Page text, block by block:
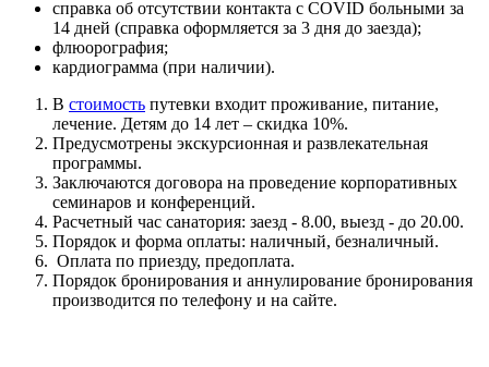
справка об отсутствии контакта с COVID больными за
14 дней (справка оформляется за 3 дня до заезда);
флюорография;
кардиограмма (при наличии).
В стоимость путевки входит проживание, питание,
лечение. Детям до 14 лет – скидка 10%.
Предусмотрены экскурсионная и развлекательная
программы.
Заключаются договора на проведение корпоративных
семинаров и конференций.
Расчетный час санатория: заезд - 8.00, выезд - до 20.00.
Порядок и форма оплаты: наличный, безналичный.
Оплата по приезду, предоплата.
Порядок бронирования и аннулирование бронирования
производится по телефону и на сайте.